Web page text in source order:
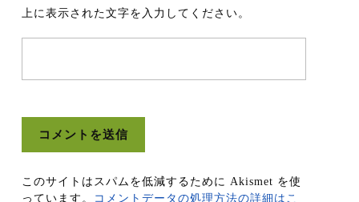
上に表示された文字を入力してください。
このサイトはスパムを低減するために Akismet を使
っています。
コメントデータの処理方法の詳細はこ